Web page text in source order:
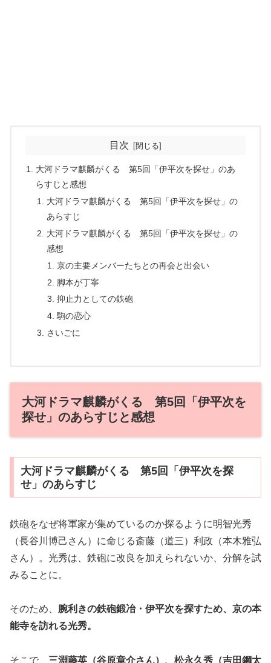
目次
大河ドラマ麒麟がくる 第5回「伊平次を探せ」のあ
らすじと感想
大河ドラマ麒麟がくる 第5回「伊平次を探せ」の
あらすじ
大河ドラマ麒麟がくる 第5回「伊平次を探せ」の
感想
京の主要メンバーたちとの再会と出会い
脚本が丁寧
抑止力としての鉄砲
駒の恋心
さいごに
大河ドラマ麒麟がくる 第5回「伊平次を
探せ」のあらすじと感想
大河ドラマ麒麟がくる 第5回「伊平次を探
せ」のあらすじ
鉄砲をなぜ将軍家が集めているのか探るように明智光秀
（長谷川博己さん）に命じる斎藤（道三）利政（本木雅弘
さん）。光秀は、鉄砲に改良を加えられないか、分解を試
みることに。
そのため、 腕利きの鉄砲鍛冶・伊平次を探すため、京の本
能寺を訪れる光秀。
そこで、 三淵藤英（谷原章介さん）、松永久秀（吉田鋼太